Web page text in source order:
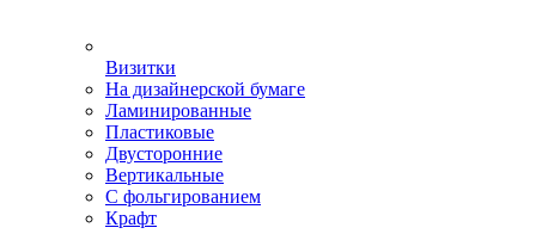
Визитки
На дизайнерской бумаге
Ламинированные
Пластиковые
Двусторонние
Вертикальные
С фольгированием
Крафт